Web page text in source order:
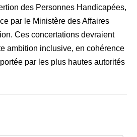
des Personnes Handicapées,
par le Ministère des Affaires
Ces concertations devraient
ambition inclusive, en cohérence
par les plus hautes autorités